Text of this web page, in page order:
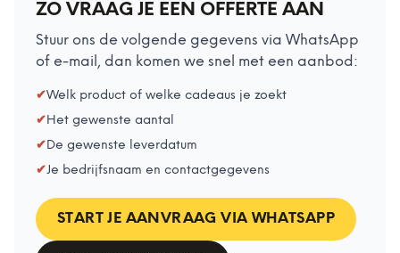
ZO VRAAG JE EEN OFFERTE AAN
Stuur ons de volgende gegevens via WhatsApp
of e-mail, dan komen we snel met een aanbod:
✔Welk product of welke cadeaus je zoekt
✔Het gewenste aantal
✔De gewenste leverdatum
✔Je bedrijfsnaam en contactgegevens
START JE AANVRAAG VIA WHATSAPP